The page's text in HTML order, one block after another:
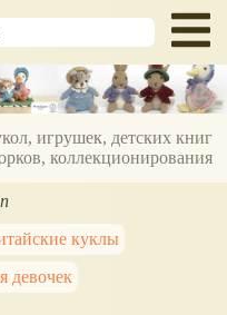
игрушек, детских книг
коллекционирования
куклы
девочек